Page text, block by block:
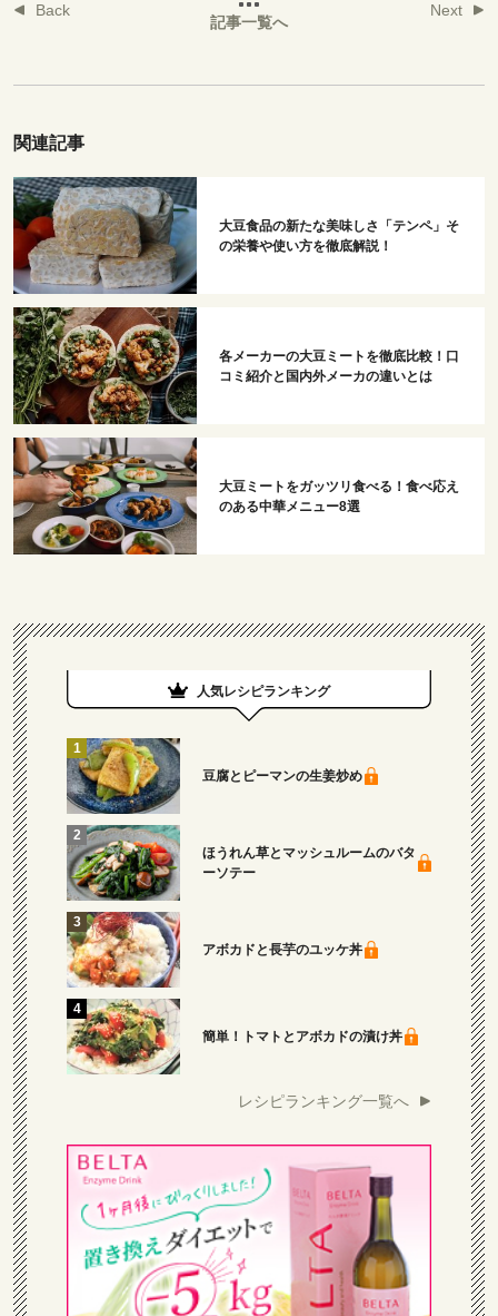
Back
記事一覧へ
Next
関連記事
大豆食品の新たな美味しさ「テンペ」そ
の栄養や使い方を徹底解説！
各メーカーの大豆ミートを徹底比較！口
コミ紹介と国内外メーカの違いとは
大豆ミートをガッツリ食べる！食べ応え
のある中華メニュー8選
人気レシピランキング
豆腐とピーマンの生姜炒め
ほうれん草とマッシュルームのバタ
ーソテー
アボカドと長芋のユッケ丼
簡単！トマトとアボカドの漬け丼
レシピランキング一覧へ